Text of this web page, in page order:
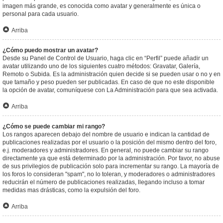
imagen más grande, es conocida como avatar y generalmente es única o
personal para cada usuario.
Arriba
¿Cómo puedo mostrar un avatar?
Desde su Panel de Control de Usuario, haga clic en “Perfil” puede añadir un
avatar utilizando uno de los siguientes cuatro métodos: Gravatar, Galería,
Remoto o Subida. Es la administración quien decide si se pueden usar o no y en
que tamaño y peso pueden ser publicadas. En caso de que no este disponible
la opción de avatar, comuníquese con La Administración para que sea activada.
Arriba
¿Cómo se puede cambiar mi rango?
Los rangos aparecen debajo del nombre de usuario e indican la cantidad de
publicaciones realizadas por el usuario o la posición del mismo dentro del foro,
e.j. moderadores y administradores. En general, no puede cambiar su rango
directamente ya que está determinado por la administración. Por favor, no abuse
de sus privilegios de publicación solo para incrementar su rango. La mayoría de
los foros lo consideran "spam", no lo toleran, y moderadores o administradores
reducirán el número de publicaciones realizadas, llegando incluso a tomar
medidas mas drásticas, como la expulsión del foro.
Arriba